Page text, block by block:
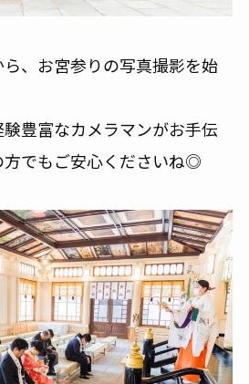
、お宮参りの写真撮影を始
豊富なカメラマンがお手伝
方でもご安心くださいね◎